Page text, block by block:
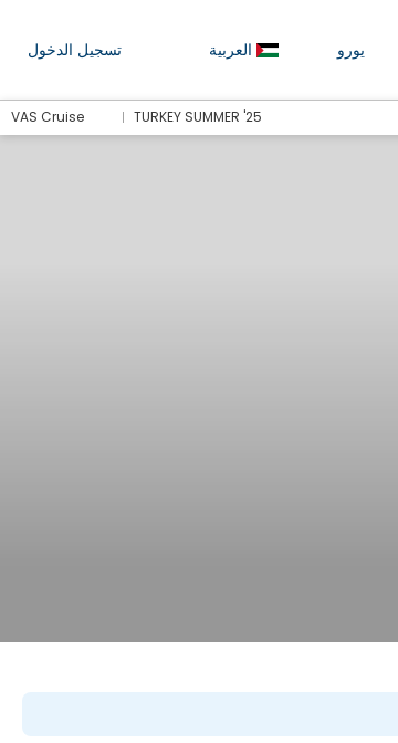
يورو العربية تسجيل الدخول
TURKEY SUMMER '25
VAS Cruise